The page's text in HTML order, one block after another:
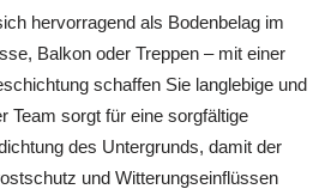
hervorragend als Bodenbelag im
Balkon oder Treppen – mit einer
schaffen Sie langlebige und
Team sorgt für eine sorgfältige
des Untergrunds, damit der
und Witterungseinflüssen